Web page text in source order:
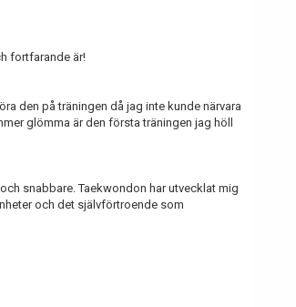
fortfarande är!
den på träningen då jag inte kunde närvara
glömma är den första träningen jag höll
snabbare. Taekwondon har utvecklat mig
och det självförtroende som